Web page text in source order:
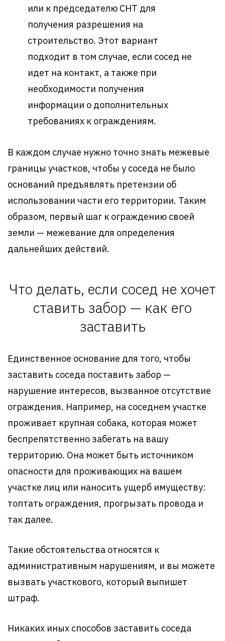
или к председателю СНТ для
получения разрешения на
строительство. Этот вариант
подходит в том случае, если сосед не
идет на контакт, а также при
необходимости получения
информации о дополнительных
требованиях к ограждениям.
В каждом случае нужно точно знать межевые
границы участков, чтобы у соседа не было
оснований предъявлять претензии об
использовании части его территории. Таким
образом, первый шаг к ограждению своей
земли — межевание для определения
дальнейших действий.
Что делать, если сосед не хочет
ставить забор — как его
заставить
Единственное основание для того, чтобы
заставить соседа поставить забор —
нарушение интересов, вызванное отсутствие
ограждения. Например, на соседнем участке
проживает крупная собака, которая может
беспрепятственно забегать на вашу
территорию. Она может быть источником
опасности для проживающих на вашем
участке лиц или наносить ущерб имуществу:
топтать ограждения, прогрызать провода и
так далее.
Такие обстоятельства относятся к
административным нарушениям, и вы можете
вызвать участкового, который выпишет
штраф.
Никаких иных способов заставить соседа